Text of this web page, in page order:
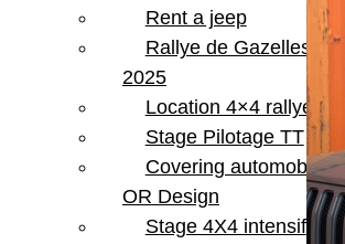
Rent a jeep
Rallye de Gazelles
2025
Location 4×4 rallye
Stage Pilotage TT
Covering automobile –
OR Design
Stage 4X4 intensif